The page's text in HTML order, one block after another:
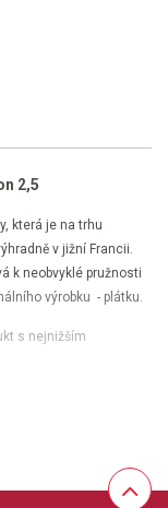
2,5
která je na trhu
v jižní Francii.
k neobvyklé pružnosti
výrobku - plátku.
s nejnižším
hudebníkům, kteří se